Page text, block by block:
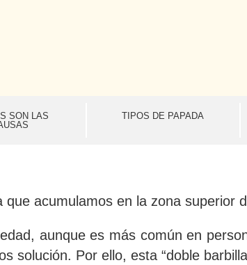
SON LAS
TIPOS DE PAPADA
que acumulamos en la zona superior
aunque es más común en
solución. Por ello, esta “doble